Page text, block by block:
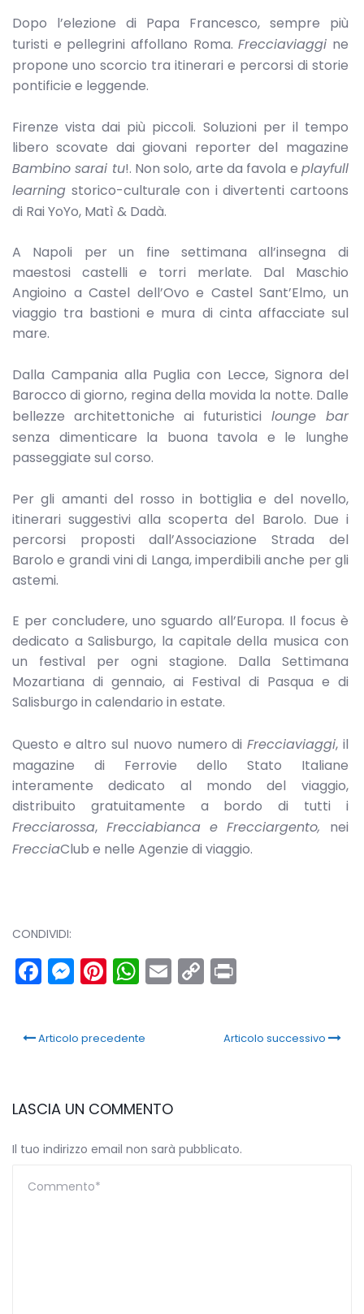
Dopo l’elezione di Papa Francesco, sempre più
turisti e pellegrini affollano Roma.Frecciaviaggi ne
propone uno scorcio tra itinerari e percorsi di storie
pontificie e leggende.
Firenze vista dai più piccoli. Soluzioni per il tempo
libero scovate dai giovani reporter del magazine
Bambino sarai tu!. Non solo, arte da favola e playfull
learning storico-culturale con i divertenti cartoons
di Rai YoYo, Matì & Dadà.
A Napoli per un fine settimana all’insegna di
maestosi castelli e torri merlate. Dal Maschio
Angioino a Castel dell’Ovo e Castel Sant’Elmo, un
viaggio tra bastioni e mura di cinta affacciate sul
mare.
Dalla Campania alla Puglia con Lecce, Signora del
Barocco di giorno, regina della movida la notte. Dalle
bellezze architettoniche ai futuristici lounge bar
senza dimenticare la buona tavola e le lunghe
passeggiate sul corso.
Per gli amanti del rosso in bottiglia e del novello,
itinerari suggestivi alla scoperta del Barolo. Due i
percorsi proposti dall’Associazione Strada del
Barolo e grandi vini di Langa, imperdibili anche per gli
astemi.
E per concludere, uno sguardo all’Europa. Il focus è
dedicato a Salisburgo, la capitale della musica con
un festival per ogni stagione. Dalla Settimana
Mozartiana di gennaio, ai Festival di Pasqua e di
Salisburgo in calendario in estate.
Questo e altro sul nuovo numero diFrecciaviaggi, il
magazine di Ferrovie dello Stato Italiane
interamente dedicato al mondo del viaggio,
distribuito gratuitamente a bordo di tutti i
Frecciarossa, Frecciabianca e Frecciargento, nei
FrecciaClub e nelle Agenzie di viaggio.
CONDIVIDI:
Facebook
Messenger
Pinterest
WhatsApp
Email
Copy
Link
Articolo precedente Articolo successivo
LASCIA UN COMMENTO
Il tuo indirizzo email non sarà pubblicato.